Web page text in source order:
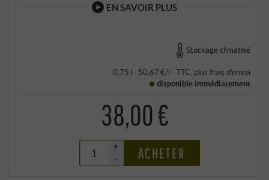
EN SAVOIR PLUS
Stockage climatisé
0,75 l · 50,67 €/l · TTC , plus frais d’envoi
disponible immédiatement
38,00 €
+
–
ACHETER